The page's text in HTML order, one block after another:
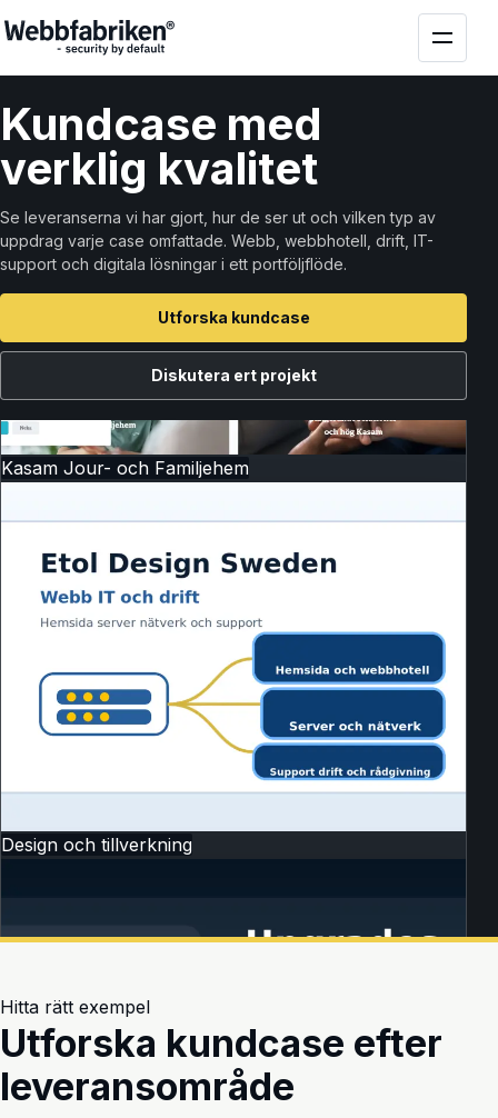
Kundcase med
verklig kvalitet
Se leveranserna vi har gjort, hur de ser ut och vilken typ av
uppdrag varje case omfattade. Webb, webbhotell, drift, IT-
support och digitala lösningar i ett portföljflöde.
Utforska kundcase
Diskutera ert projekt
Kasam Jour- och Familjehem
Design och tillverkning
Hitta rätt exempel
Utforska kundcase efter
leveransområde